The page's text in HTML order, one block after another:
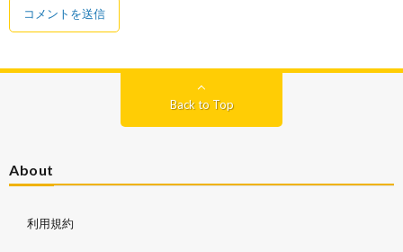
Back to Top
About
利用規約